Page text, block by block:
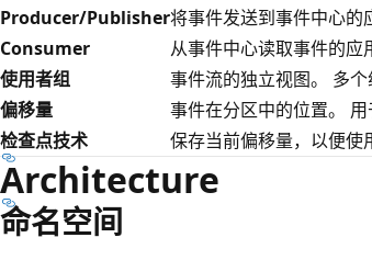
Producer/Publisher将事件发送到事件中心的
Consumer
从事件中心读取事件的应
使用者组
事件流的独立视图。 多个
偏移量
事件在分区中的位置。 用
检查点技术
保存当前偏移量，以便使
Architecture
命名空间